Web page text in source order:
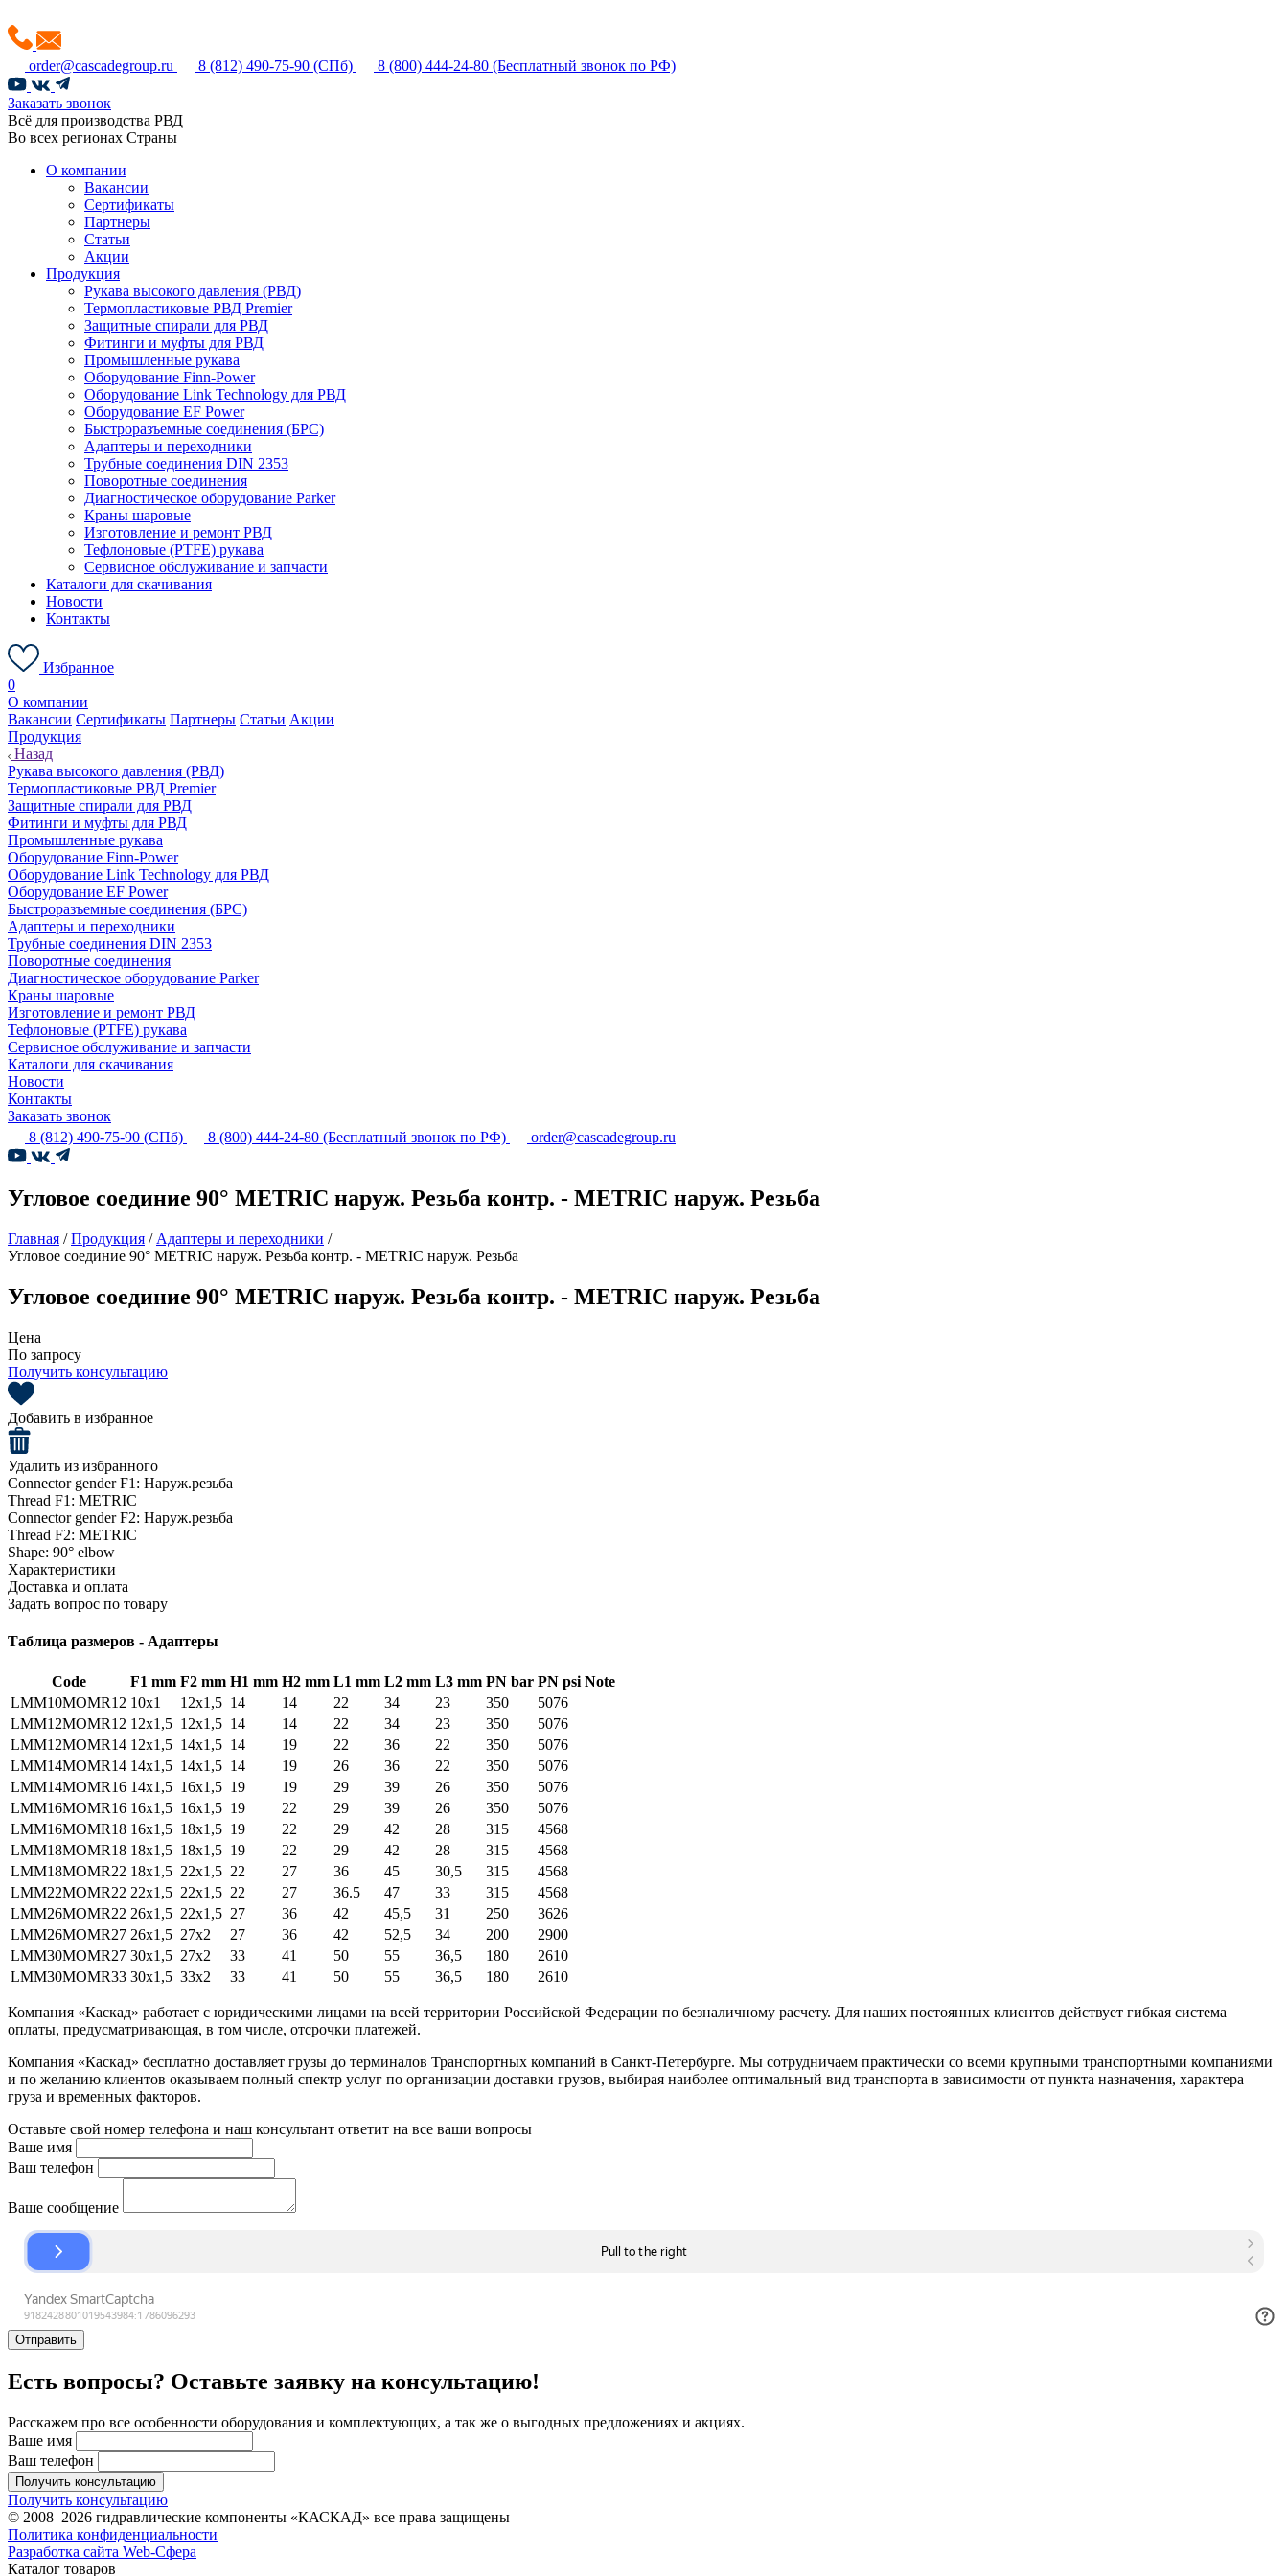
order@cascadegroup.ru 8 (812) 490-75-90 (СПб) 8 (800) 444-24-80 (Бесплатный звонок по РФ)
Заказать звонок
Всё для производства РВД
Во всех регионах Страны
О компании
Вакансии
Сертификаты
Партнеры
Статьи
Акции
Продукция
Рукава высокого давления (РВД)
Термопластиковые РВД Premier
Защитные спирали для РВД
Фитинги и муфты для РВД
Промышленные рукава
Оборудование Finn-Power
Оборудование Link Technology для РВД
Оборудование EF Power
Быстроразъемные соединения (БРС)
Адаптеры и переходники
Трубные соединения DIN 2353
Поворотные соединения
Диагностическое оборудование Parker
Краны шаровые
Изготовление и ремонт РВД
Тефлоновые (PTFE) рукава
Сервисное обслуживание и запчасти
Каталоги для скачивания
Новости
Контакты
Избранное
0
О компании
Вакансии Сертификаты Партнеры Статьи Акции
Продукция
Назад
Рукава высокого давления (РВД)
Термопластиковые РВД Premier
Защитные спирали для РВД
Фитинги и муфты для РВД
Промышленные рукава
Оборудование Finn-Power
Оборудование Link Technology для РВД
Оборудование EF Power
Быстроразъемные соединения (БРС)
Адаптеры и переходники
Трубные соединения DIN 2353
Поворотные соединения
Диагностическое оборудование Parker
Краны шаровые
Изготовление и ремонт РВД
Тефлоновые (PTFE) рукава
Сервисное обслуживание и запчасти
Каталоги для скачивания
Новости
Контакты
Заказать звонок
8 (812) 490-75-90 (СПб) 8 (800) 444-24-80 (Бесплатный звонок по РФ) order@cascadegroup.ru
Угловое соединие 90° METRIC наруж. Резьба контр. - METRIC наруж. Резьба
Главная /Продукция / Адаптеры и переходники /
Угловое соединие 90° METRIC наруж. Резьба контр. - METRIC наруж. Резьба
Угловое соединие 90° METRIC наруж. Резьба контр. - METRIC наруж. Резьба
Цена
По запросу
Получить консультацию
Добавить в избранное
Удалить из избранного
Connector gender F1: Наруж.резьба
Thread F1: METRIC
Connector gender F2: Наруж.резьба
Thread F2: METRIC
Shape: 90° elbow
Характеристики
Доставка и оплата
Задать вопрос по товару
Таблица размеров - Адаптеры
Code F1 mm F2 mm H1 mm H2 mm L1 mm L2 mm L3 mm PN bar PN psi Note
LMM10MOMR12 10x1 12x1,5 14 14 22 34 23 350
5076
LMM12MOMR12 12x1,5 12x1,5 14 14 22 34 23 350
5076
LMM12MOMR14 12x1,5 14x1,5 14 19 22 36 22 350
5076
LMM14MOMR14 14x1,5 14x1,5 14 19 26 36 22 350
5076
LMM14MOMR16 14x1,5 16x1,5 19 19 29 39 26 350
5076
LMM16MOMR16 16x1,5 16x1,5 19 22 29 39 26 350
5076
LMM16MOMR18 16x1,5 18x1,5 19 22 29 42 28 315
4568
LMM18MOMR18 18x1,5 18x1,5 19 22 29 42 28 315
4568
LMM18MOMR22 18x1,5 22x1,5 22 27 36 45 30,5 315
4568
LMM22MOMR22 22x1,5 22x1,5 22 27 36.5 47 33 315
4568
LMM26MOMR22 26x1,5 22x1,5 27 36 42 45,5 31 250
3626
LMM26MOMR27 26x1,5 27x2 27 36 42 52,5 34 200
2900
LMM30MOMR27 30x1,5 27x2 33 41 50 55 36,5 180
2610
LMM30MOMR33 30x1,5 33x2 33 41 50 55 36,5 180 2610
Компания «Каскад» работает с юридическими лицами на всей территории Российской Федерации по безналичному расчету. Для наших постоянных клиентов действует гибкая система
оплаты, предусматривающая, в том числе, отсрочки платежей.
Компания «Каскад» бесплатно доставляет грузы до терминалов Транспортных компаний в Санкт-Петербурге. Мы сотрудничаем практически со всеми крупными транспортными компаниями
и по желанию клиентов оказываем полный спектр услуг по организации доставки грузов, выбирая наиболее оптимальный вид транспорта в зависимости от пункта назначения, характера
груза и временных факторов.
Оставьте свой номер телефона и наш консультант ответит на все ваши вопросы
Ваше имя
Ваш телефон
Ваше сообщение
Отправить
Есть вопросы? Оставьте заявку на консультацию!
Расскажем про все особенности оборудования и комплектующих, а так же о выгодных предложениях и акциях.
Ваше имя
Ваш телефон
Получить консультацию
Получить консультацию
© 2008–2026 гидравлические компоненты «КАСКАД» все права защищены
Политика конфиденциальности
Разработка сайта Web-Сфера
Каталог товаров